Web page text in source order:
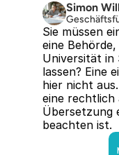
Simon
Sie müssen
eine
Universität in
lassen? Eine
hier nicht
eine rechtlich
Übersetzung
beachten ist.